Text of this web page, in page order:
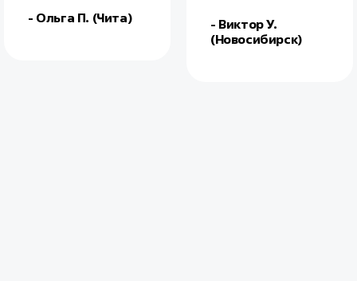
- Ольга П. (Чита)
- Виктор У.
(Новосибирск)